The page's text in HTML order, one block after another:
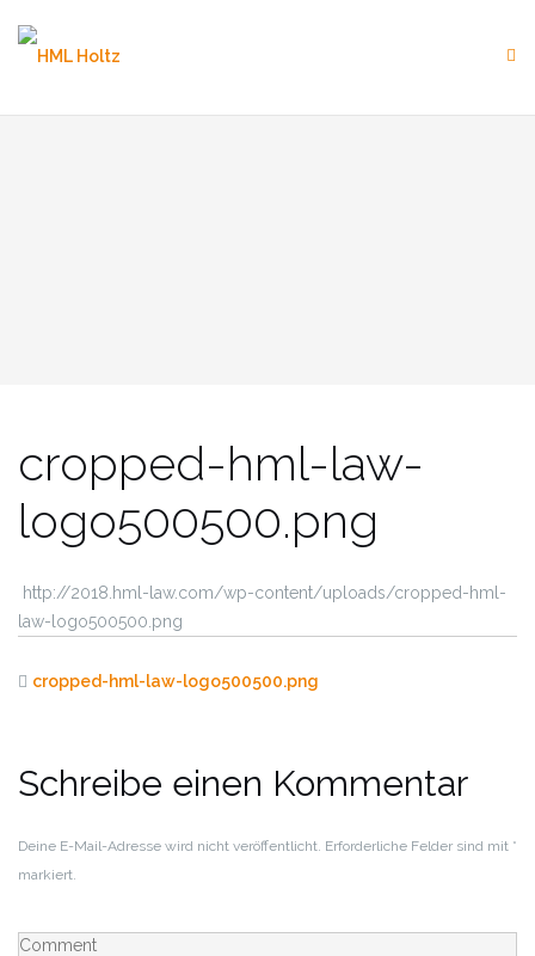
cropped-hml-law-
logo500500.png
http://2018.hml-law.com/wp-content/uploads/cropped-hml-
law-logo500500.png
cropped-hml-law-logo500500.png
Schreibe einen Kommentar
Deine E-Mail-Adresse wird nicht veröffentlicht. Erforderliche Felder sind mit *
markiert.